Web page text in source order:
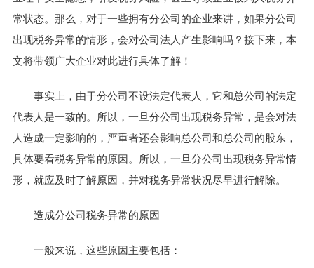
常状态。那么，对于一些拥有分公司的企业来讲，如果分公司
出现税务异常的情形，会对公司法人产生影响吗？接下来，本
文将带领广大企业对此进行具体了解！
事实上，由于分公司不设法定代表人，它和总公司的法定
代表人是一致的。所以，一旦分公司出现税务异常，是会对法
人造成一定影响的，严重者还会影响总公司和总公司的股东，
具体要看税务异常的原因。所以，一旦分公司出现税务异常情
形，就应及时了解原因，并对税务异常状况尽早进行解除。
造成分公司税务异常的原因
一般来说，这些原因主要包括：